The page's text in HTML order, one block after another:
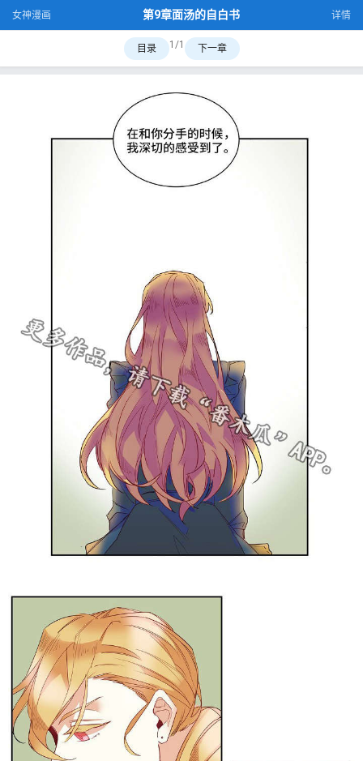
女神漫画 第9章面汤的自白书 详情
目录 1/1 下一章